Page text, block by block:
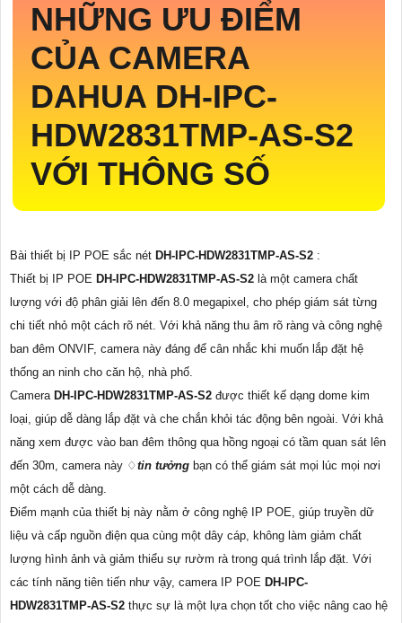
NHỮNG ƯU ĐIỂM
CỦA CAMERA
DAHUA DH-IPC-
HDW2831TMP-AS-S2
VỚI THÔNG SỐ
Bài thiết bị IP POE sắc nét DH-IPC-HDW2831TMP-AS-S2 :
Thiết bị IP POE DH-IPC-HDW2831TMP-AS-S2 là một camera chất
lượng với độ phân giải lên đến 8.0 megapixel, cho phép giám sát từng
chi tiết nhỏ một cách rõ nét. Với khả năng thu âm rõ ràng và công nghệ
ban đêm ONVIF, camera này đáng để cân nhắc khi muốn lắp đặt hệ
thống an ninh cho căn hộ, nhà phố.
Camera DH-IPC-HDW2831TMP-AS-S2 được thiết kế dạng dome kim
loại, giúp dễ dàng lắp đặt và che chắn khỏi tác động bên ngoài. Với khả
năng xem được vào ban đêm thông qua hồng ngoại có tầm quan sát lên
đến 30m, camera này ♢tin tưởng bạn có thể giám sát mọi lúc mọi nơi
một cách dễ dàng.
Điểm mạnh của thiết bị này nằm ở công nghệ IP POE, giúp truyền dữ
liệu và cấp nguồn điện qua cùng một dây cáp, không làm giảm chất
lượng hình ảnh và giảm thiểu sự rườm rà trong quá trình lắp đặt. Với
các tính năng tiên tiến như vậy, camera IP POE DH-IPC-
HDW2831TMP-AS-S2 thực sự là một lựa chọn tốt cho việc nâng cao hệ